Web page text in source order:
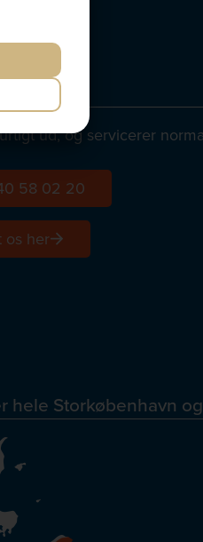
ud, og servicerer
58 02 20
os her
hele Storkøbenhavn